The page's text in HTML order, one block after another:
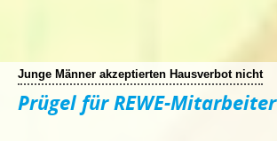
Junge Männer akzeptierten Hausverbot nicht
Prügel für REWE-Mitarbeiter